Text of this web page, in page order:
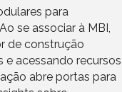
para
se associar à MBI,
de construção
acessando recursos
abre portas para